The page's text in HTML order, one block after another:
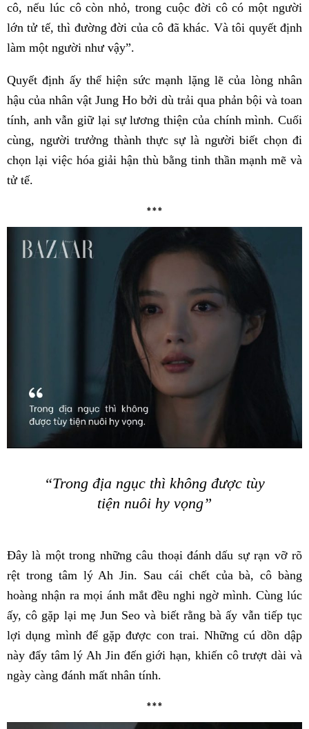
cô, nếu lúc cô còn nhỏ, trong cuộc đời cô có một người
lớn tử tế, thì đường đời của cô đã khác. Và tôi quyết định
làm một người như vậy”.
Quyết định ấy thể hiện sức mạnh lặng lẽ của lòng nhân
hậu của nhân vật Jung Ho bởi dù trải qua phản bội và toan
tính, anh vẫn giữ lại sự lương thiện của chính mình. Cuối
cùng, người trưởng thành thực sự là người biết chọn đi
chọn lại việc hóa giải hận thù bằng tinh thần mạnh mẽ và
tử tế.
***
“Trong địa ngục thì không được tùy
tiện nuôi hy vọng”
Đây là một trong những câu thoại đánh dấu sự rạn vỡ rõ
rệt trong tâm lý Ah Jin. Sau cái chết của bà, cô bàng
hoàng nhận ra mọi ánh mắt đều nghi ngờ mình. Cùng lúc
ấy, cô gặp lại mẹ Jun Seo và biết rằng bà ấy vẫn tiếp tục
lợi dụng mình để gặp được con trai. Những cú dồn dập
này đẩy tâm lý Ah Jin đến giới hạn, khiến cô trượt dài và
ngày càng đánh mất nhân tính.
***